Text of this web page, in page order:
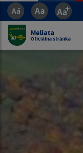
Meliata
Oficiálna stránka